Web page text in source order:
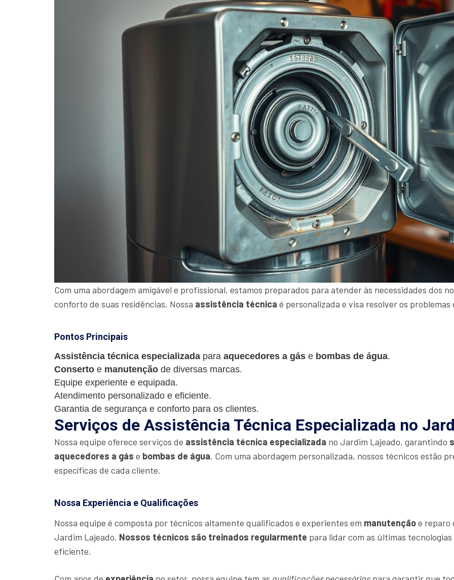
Com uma abordagem amigável e profissional, estamos preparados para atender às necessidades dos
conforto de suas residências. Nossa assistência técnica é personalizada e visa resolver os
Pontos Principais
Assistência técnica especializada para aquecedores a gás e bombas de água.
Conserto e manutenção de diversas marcas.
Equipe experiente e equipada.
Atendimento personalizado e eficiente.
Garantia de segurança e conforto para os clientes.
Serviços de Assistência Técnica Especializada no
Nossa equipe oferece serviços de assistência técnica especializada no Jardim Lajeado, garantindo
aquecedores a gás e bombas de água. Com uma abordagem personalizada, nossos técnicos estão
específicas de cada cliente.
Nossa Experiência e Qualificações
Nossa equipe é composta por técnicos altamente qualificados e experientes em manutençãoe reparo
Jardim Lajeado. Nossos técnicos são treinados regularmente para lidar com as últimas
eficiente.